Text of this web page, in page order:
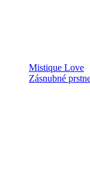
Mistique Love
Zásnubné